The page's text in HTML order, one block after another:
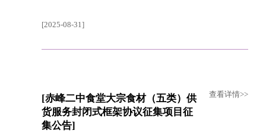
[2025-08-31]
[赤峰二中食堂大宗食材（五类）供
货服务封闭式框架协议征集项目征
集公告]
查看详情>>